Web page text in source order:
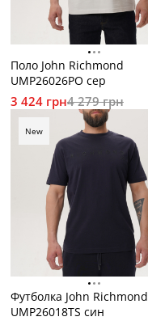
Поло John Richmond
UMP26026PO сер
3 424 грн4 279 грн
Футболка John Richmond
UMP26018TS син
New